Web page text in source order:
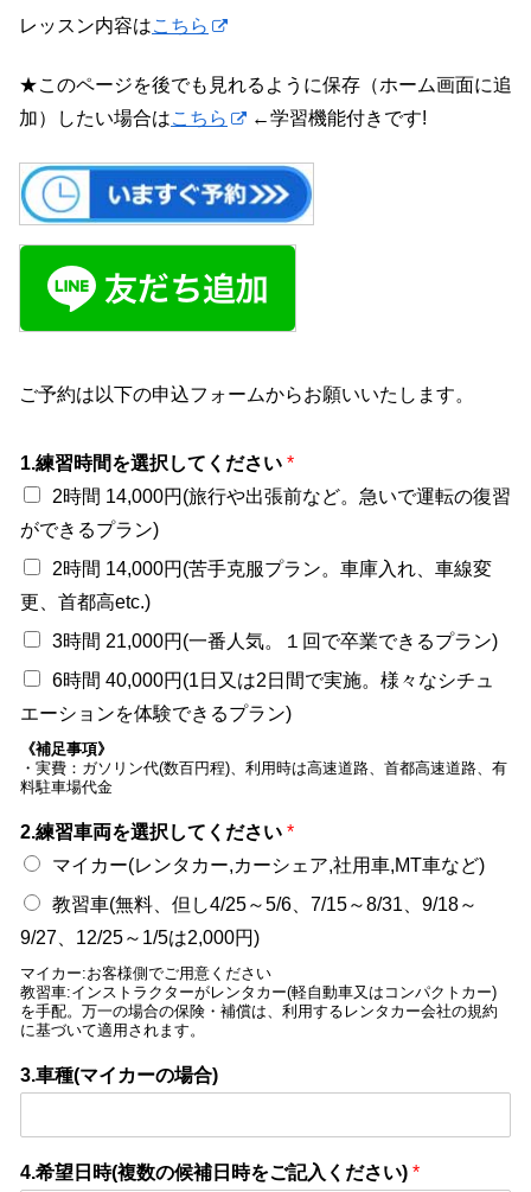
レッスン内容はこちら
★このページを後でも見れるように保存（ホーム画面に追
加）したい場合はこちら ←学習機能付きです!
ご予約は以下の申込フォームからお願いいたします。
1.練習時間を選択してください *
2時間 14,000円(旅行や出張前など。急いで運転の復習
ができるプラン)
2時間 14,000円(苦手克服プラン。車庫入れ、車線変
更、首都高etc.)
3時間 21,000円(一番人気。１回で卒業できるプラン)
6時間 40,000円(1日又は2日間で実施。様々なシチュ
エーションを体験できるプラン)
《補足事項》
・実費：ガソリン代(数百円程)、利用時は高速道路、首都高速道路、有
料駐車場代金
2.練習車両を選択してください *
マイカー(レンタカー,カーシェア,社用車,MT車など)
教習車(無料、但し4/25～5/6、7/15～8/31、9/18～
9/27、12/25～1/5は2,000円)
マイカー:お客様側でご用意ください
教習車:インストラクターがレンタカー(軽自動車又はコンパクトカー)
を手配。万一の場合の保険・補償は、利用するレンタカー会社の規約
に基づいて適用されます。
3.車種(マイカーの場合)
4.希望日時(複数の候補日時をご記入ください) *